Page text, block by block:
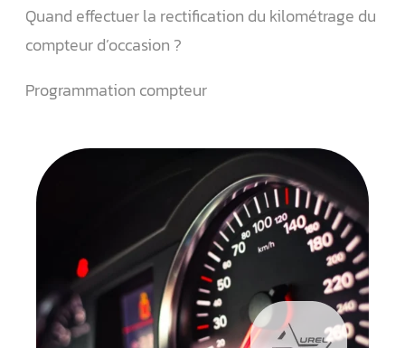
Quand effectuer la rectification du kilométrage du
compteur d’occasion ?
Programmation compteur